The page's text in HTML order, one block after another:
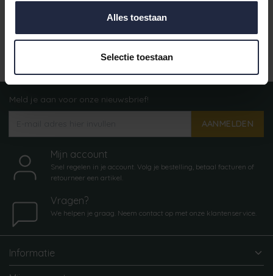
Alles toestaan
Selectie toestaan
Meld je aan voor onze nieuwsbrief!
AANMELDEN
Mijn account
Snel regelen in je account. Volg je bestelling, betaal facturen of
retourneer een artikel.
Vragen?
We helpen je graag. Neem contact op met onze klantenservice.
Informatie